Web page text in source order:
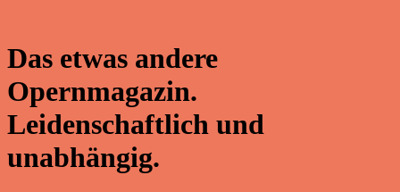
Das etwas andere
Opernmagazin.
Leidenschaftlich und
unabhängig.